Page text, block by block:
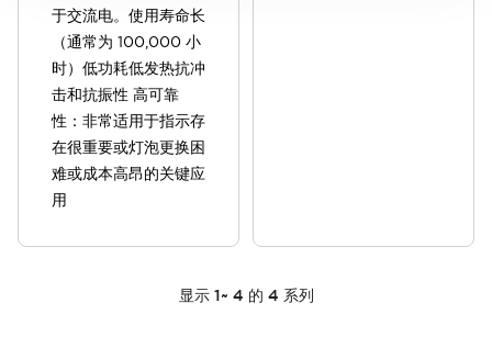
于交流电。使用寿命长
（通常为 100,000 小
时）低功耗低发热抗冲
击和抗振性 高可靠
性：非常适用于指示存
在很重要或灯泡更换困
难或成本高昂的关键应
用
显示 1~ 4 的 4 系列